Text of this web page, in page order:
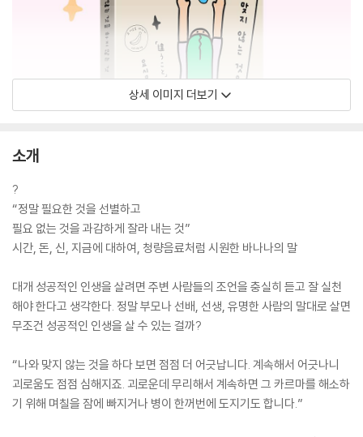
상세 이미지 더보기
소개
?
“정말 필요한 것을 선별하고
필요 없는 것을 과감하게 잘라 내는 것”
시간, 돈, 신, 지금에 대하여, 청량음료처럼 시원한 바나나의 말
대개 성공적인 인생을 살려면 주변 사람들의 조언을 충실히 듣고 잘 실천
해야 한다고 생각한다. 정말 부모나 선배, 선생, 유명한 사람의 말대로 살면
무조건 성공적인 인생을 살 수 있는 걸까?
“나와 맞지 않는 것을 하다 보면 점점 더 어긋납니다. 계속해서 어긋나니
괴로움도 점점 심해지죠. 괴로운데 무리해서 계속하면 그 카르마를 해소하
기 위해 며칠을 잠에 빠지거나 병이 한꺼번에 도지기도 합니다.”